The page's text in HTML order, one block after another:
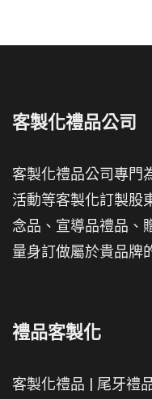
客製化禮品公司
客製化禮品公司專門
活動等客製化訂製股
念品、宣導品禮品、
量身訂做屬於貴品牌
禮品客製化
客製化禮品 | 尾牙禮